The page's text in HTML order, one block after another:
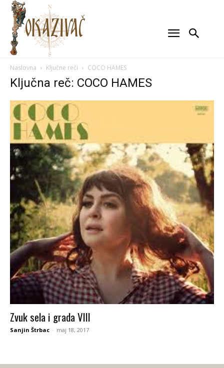
Naslovna Ključne reči COCO HAMES
Ključna reč: COCO HAMES
Zvuk sela i grada VIII
Sanjin Štrbac - maj 18, 2017